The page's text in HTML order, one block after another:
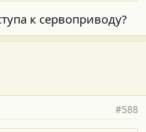
стал довольно
не исправили.
Почистили резинки.
к сервоприводу?
#588